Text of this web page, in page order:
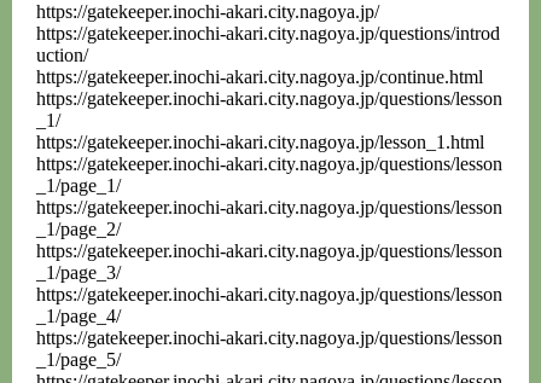
https://gatekeeper.inochi-akari.city.nagoya.jp/
https://gatekeeper.inochi-akari.city.nagoya.jp/questions/introd
uction/
https://gatekeeper.inochi-akari.city.nagoya.jp/continue.html
https://gatekeeper.inochi-akari.city.nagoya.jp/questions/lesson
_1/
https://gatekeeper.inochi-akari.city.nagoya.jp/lesson_1.html
https://gatekeeper.inochi-akari.city.nagoya.jp/questions/lesson
_1/page_1/
https://gatekeeper.inochi-akari.city.nagoya.jp/questions/lesson
_1/page_2/
https://gatekeeper.inochi-akari.city.nagoya.jp/questions/lesson
_1/page_3/
https://gatekeeper.inochi-akari.city.nagoya.jp/questions/lesson
_1/page_4/
https://gatekeeper.inochi-akari.city.nagoya.jp/questions/lesson
_1/page_5/